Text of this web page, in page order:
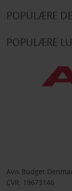
POPULÆRE
POPULÆRE
Avis Budget
CVR: 19673146